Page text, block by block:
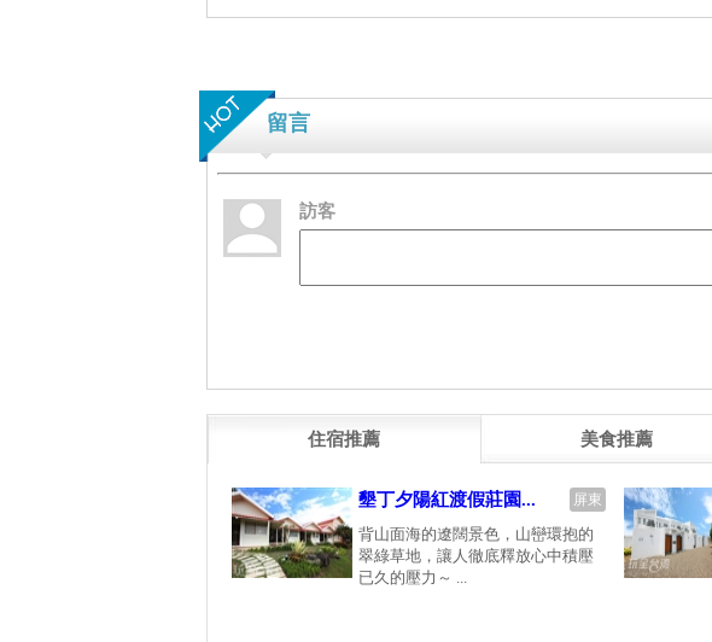
留言
訪客
住宿推薦 美食推薦
屏東
墾丁夕陽紅渡假莊園...
背山面海的遼闊景色，山巒環抱的
翠綠草地，讓人徹底釋放心中積壓
已久的壓力～ ...